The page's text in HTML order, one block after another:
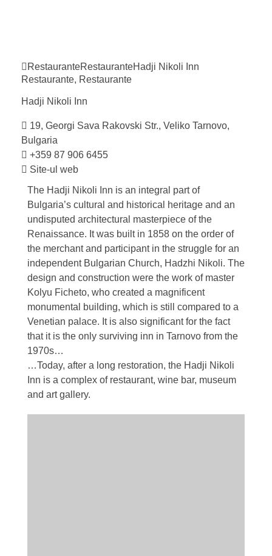
RestauranteRestauranteHadji Nikoli Inn
Restaurante, Restaurante
Hadji Nikoli Inn
19, Georgi Sava Rakovski Str., Veliko Tarnovo,
Bulgaria
+359 87 906 6455
Site-ul web
The Hadji Nikoli Inn is an integral part of
Bulgaria’s cultural and historical heritage and an
undisputed architectural masterpiece of the
Renaissance. It was built in 1858 on the order of
the merchant and participant in the struggle for an
independent Bulgarian Church, Hadzhi Nikoli. The
design and construction were the work of master
Kolyu Ficheto, who created a magnificent
monumental building, which is still compared to a
Venetian palace. It is also significant for the fact
that it is the only surviving inn in Tarnovo from the
1970s…
…Today, after a long restoration, the Hadji Nikoli
Inn is a complex of restaurant, wine bar, museum
and art gallery.